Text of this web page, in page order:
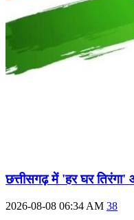
छत्तीसगढ़ में 'हर घर
2026-08-08 06:34 AM 38